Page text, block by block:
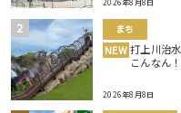
2026年8月8日
まち
NEW 打上川治
こんなん
2026年8月8日